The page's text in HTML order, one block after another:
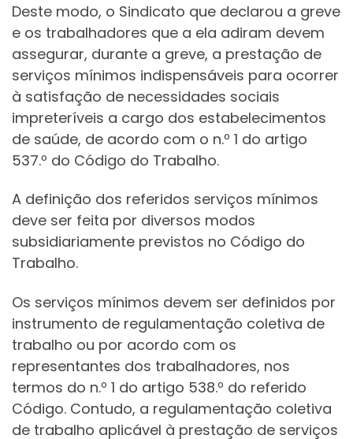
Deste modo, o Sindicato que declarou a greve
e os trabalhadores que a ela adiram devem
assegurar, durante a greve, a prestação de
serviços mínimos indispensáveis para ocorrer
à satisfação de necessidades sociais
impreteríveis a cargo dos estabelecimentos
de saúde, de acordo com o n.º 1 do artigo
537.º do Código do Trabalho.
A definição dos referidos serviços mínimos
deve ser feita por diversos modos
subsidiariamente previstos no Código do
Trabalho.
Os serviços mínimos devem ser definidos por
instrumento de regulamentação coletiva de
trabalho ou por acordo com os
representantes dos trabalhadores, nos
termos do n.º 1 do artigo 538.º do referido
Código. Contudo, a regulamentação coletiva
de trabalho aplicável à prestação de serviços